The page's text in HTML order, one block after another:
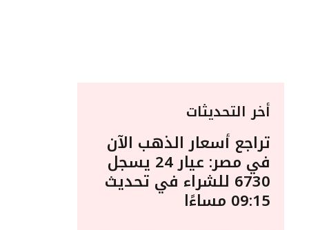
أخر التحديثات
تراجع أسعار الذهب الآن
في مصر: عيار 24 يسجل
6730 للشراء في تحديث
09:15 مساءًا